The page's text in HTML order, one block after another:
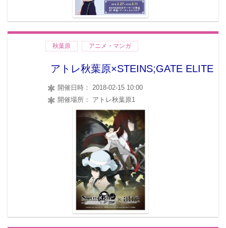
秋葉原 アニメ・マンガ
アトレ秋葉原×STEINS;GATE ELITE
開催日時： 2018-02-15 10:00
開催場所： アトレ秋葉原1